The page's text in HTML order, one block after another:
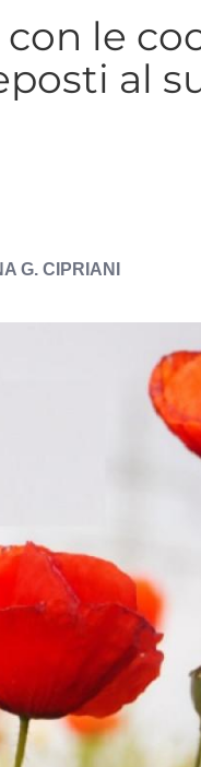
le
al
G. CIPRIANI